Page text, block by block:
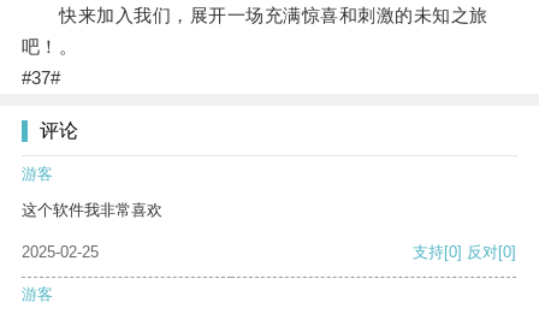
快来加入我们，展开一场充满惊喜和刺激的未知之旅
吧！。
#37#
评论
游客
这个软件我非常喜欢
2025-02-25 支持[0] 反对[0]
游客